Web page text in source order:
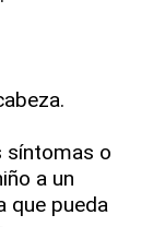
síntomas o
a un
que pueda